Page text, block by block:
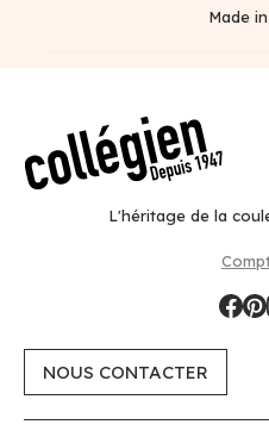
Made
L'héritage de la
NOUS CONTACTER